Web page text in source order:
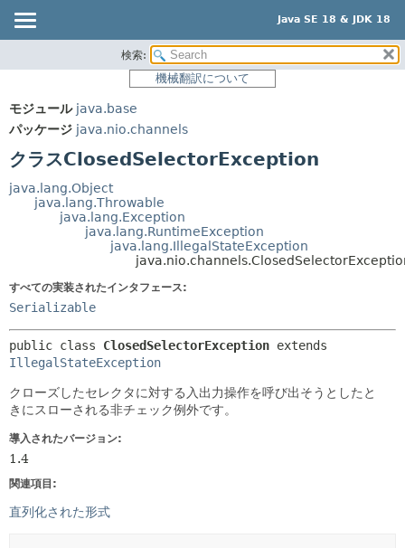
Java SE 18 & JDK 18
パッケージ
使用
ツリー
プレビュー
非推奨
索引
ヘルプ
サマリー:
ネスト済
メソッド
フィールド
コンストラクタ
検索:
機械翻訳について
モジュール java.base
パッケージ java.nio.channels
クラスClosedSelectorException
java.lang.Object
java.lang.Throwable
java.lang.Exception
java.lang.RuntimeException
java.lang.IllegalStateException
すべての実装されたインタフェース:
Serializable
public class ClosedSelectorException
IllegalStateException
クローズしたセレクタに対する入出力操作を呼び出そうとしたと
きにスローされる非チェック例外です。
導入されたバージョン:
1.4
関連項目:
直列化された形式